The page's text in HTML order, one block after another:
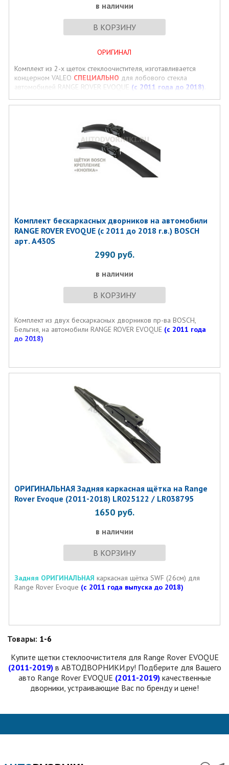
в наличии
В КОРЗИНУ
ОРИГИНАЛ
Комплект из 2-х щеток стеклоочистителя, изготавливается
концерном VALEO СПЕЦИАЛЬНО для лобового стекла
автомобилей RANGE ROVER EVOQUE (с 2011 года до 2018)
КНОПКА.
Комплект бескаркаcных дворников на автомобили
RANGE ROVER EVOQUE (с 2011 до 2018 г.в.) BOSCH
арт. A430S
2990 руб.
в наличии
В КОРЗИНУ
Комплект из двух бескаркаcных дворников пр-ва BOSCH,
Бельгия, на автомобили RANGE ROVER EVOQUE (с 2011 года
до 2018)
ОРИГИНАЛЬНАЯ Задняя каркасная щётка на Range
Rover Evoque (2011-2018) LR025122 / LR038795
1650 руб.
в наличии
В КОРЗИНУ
Задняя ОРИГИНАЛЬНАЯ каркасная щётка SWF (26см) для
Range Rover Evoque (с 2011 года выпуска до 2018)
Товары: 1-6
Купите щетки стеклоочистителя для Range Rover EVOQUE
(2011-2019) в АВТОДВОРНИКИ.ру! Подберите для Вашего
авто Range Rover EVOQUE (2011-2019)качественные
дворники, устраивающие Вас по бренду и цене!